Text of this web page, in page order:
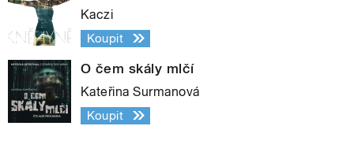
Kaczi
Koupit
O čem skály mlčí
Kateřina Surmanová
Koupit